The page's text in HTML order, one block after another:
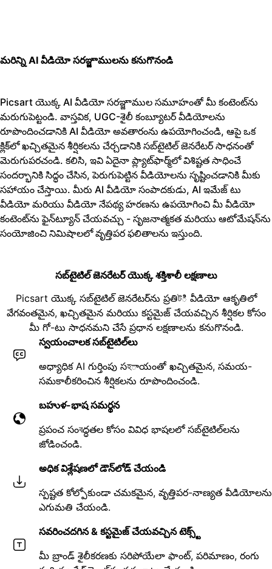
మరిన్ని AI వీడియో సరఞ్జాములను కనుగొనండి
Picsart యొక్క AI వీడియో సరఞ్జాముల సమూహంతో మీ కంటెంట్‌ను
మరుగుపెట్టండి. వాస్తవిక, UGC-శైలీ కంబ్యూటర్ వీడియోలను
రూపొందించడానికి AI వీడియో అవతారంను ఉపయోగించండి, ఆపై ఒక
క్లిక్‌లో ఖచ్చితమైన శీర్షికలను చేర్చడానికి సబ్‌టైటిల్ జెనరేటర్ సాధనంతో
మెరుగుపరచండి. కలిసి, ఇవి ఏదైనా ప్ల్యాట్‌ఫార్మ్‌లో విశిష్టత సాధించే
సందర్భానికి సిద్ధం చేసిన, పెరుగుపెట్టిన వీడియోలను సృష్టించడానికి మీకు
సహాయం చేస్తాయి. మీరు AI వీడియో సంపాదకుడు, AI ఇమేజ్ టు
వీడియో మరియు వీడియో నేపథ్య హరణను ఉపయోగించి మీ వీడియో
కంటెంట్‌ను ఫైన్‌ట్యూన్ చేయవచ్చు - సృజనాత్మకత మరియు ఆటోమేషన్‌ను
సంయోజించి నిమిషాలలో వృత్తిపర ఫలితాలను ఇస్తుంది.
సబ్‌టైటిల్ జెనరేటర్ యొక్క శక్తిశాలీ లక్షణాలు
Picsart యొక్క సబ్‌టైటిల్ జెనరేటర్‌ను ప్రతిটి వీడియో ఆకృతిలో
వేగవంతమైన, ఖచ్చితమైన మరియు కస్టమైజ్ చేయవచ్చిన శీర్షికల కోసం
మీ గో-టు సాధనమని చేసే ప్రధాన లక్షణాలను కనుగొనండి.
స్వయంచాలక సబ్‌టైటిల్‌లు
అధ్యాధిక AI గుర్తింపు సহాయంతో ఖచ్చితమైన, సమయ-
సమకాలీకరించిన శీర్షికలను రూపొందించండి.
బహుళ-భాష సమర్థన
ప్రపంచ సంবద్ధతల కోసం వివిధ భాషలలో సబ్‌టైటిల్‌లను
జోడించండి.
అధిక విశ్లేషణలో డౌన్‌లోడ్ చేయండి
స్పష్టత కోల్పోకుండా చమకమైన, వృత్తిపర-నాణ్యత వీడియోలను
ఎగుమతి చేయండి.
సవరించదగిన & కస్టమైజ్ చేయవచ్చిన టెక్స్ట్
మీ బ్రాండ్ శైలీకరణకు సరిపోయేలా ఫాంట్, పరిమాణం, రంగు